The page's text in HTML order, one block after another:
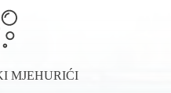
MJEHURIĆI